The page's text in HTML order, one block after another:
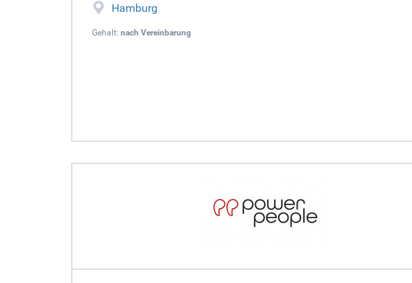
Hamburg
Gehalt: nach Vereinbarung